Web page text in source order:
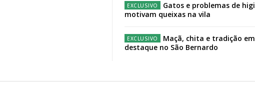
Gatos e problemas de
motivam queixas na vila
Maçã, chita e tradição em
destaque no São Bernardo